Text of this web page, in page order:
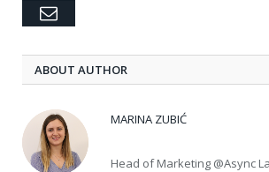
Email
ABOUT AUTHOR
MARINA ZUBIĆ
Head of Marketing @Async